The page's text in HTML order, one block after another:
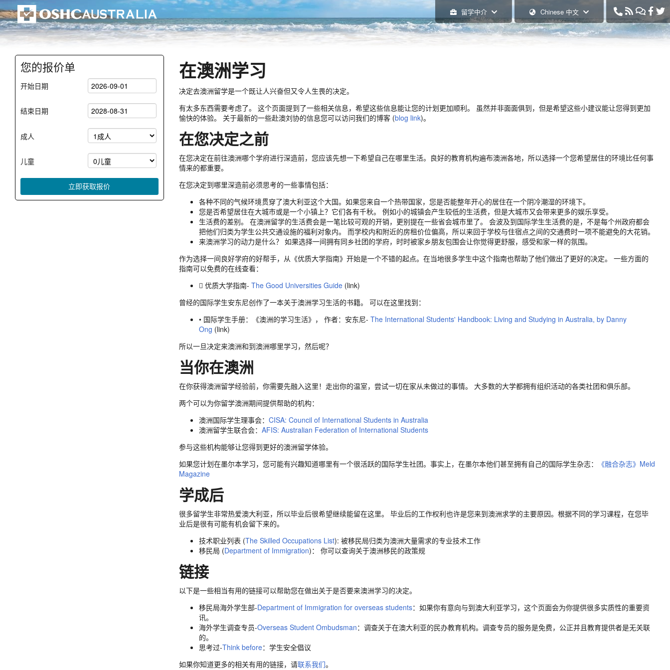
留学中介 Chinese 中文 +61 7 3333
您的报价单
开始日期
结束日期
成人
儿童
在澳洲学习
决定去澳洲留学是一个既让人兴奋但又令人生畏的决定。
有太多东西需要考虑了。 这个页面提到了一些相关信息，希望这些信息能让您的计划更加顺利。 虽然并非面面俱到，但是希望这些小建议能让您得到更加
愉快的体验。 关于最新的一些赴澳刘协的信息您可以访问我们的博客 (blog link)。
在您决定之前
在您决定在前往澳洲哪个学府进行深造前，您应该先想一下希望自己在哪里生活。良好的教育机构遍布澳洲各地，所以选择一个您希望居住的环境比任何事
情来的都重要。
在您决定到哪里深造前必须思考的一些事情包括：
各种不同的气候环境贯穿了澳大利亚这个大国。如果您来自一个热带国家，您是否能整年开心的居住在一个阴冷潮湿的环境下。
您是否希望居住在大城市或是一个小镇上？它们各有千秋。 例如小的城镇会产生较低的生活费，但是大城市又会带来更多的娱乐享受。
生活费的差别。 在澳洲留学的生活费会是一笔比较可观的开销，更别提在一些省会城市里了。 会波及到国际学生生活费的是，不是每个州政府都会
把他们归类为学生公共交通设施的福利对象内。 而学校内和附近的房租价位偏高，所以来回于学校与住宿点之间的交通费时一项不能避免的大花销。
来澳洲学习的动力是什么？ 如果选择一间拥有同乡社团的学府，时时被家乡朋友包围会让你觉得更舒服，感受和家一样的氛围。
作为选择一间良好学府的好帮手，从《优质大学指南》开始是一个不错的起点。在当地很多学生中这个指南也帮助了他们做出了更好的决定。 一些方面的
指南可以免费的在线查看：
 优质大学指南- The Good Universities Guide(link)
曾经的国际学生安东尼创作了一本关于澳洲学习生活的书籍。 可以在这里找到：
• 国际学生手册：《澳洲的学习生活》， 作者：安东尼- The International Students' Handbook: Living and Studying in Australia, by Danny
Ong (link)
所以一旦决定来澳洲和到澳洲哪里学习，然后呢？
当你在澳洲
在你获得澳洲留学经验前，你需要先融入这里！走出你的温室，尝试一切在家从未做过的事情。 大多数的大学都拥有组织活动的各类社团和俱乐部。
两个可以为你留学澳洲期间提供帮助的机构：
澳洲国际学生理事会： CISA: Council of International Students in Australia
澳洲留学生联合会： AFIS: Australian Federation of International Students
参与这些机构能够让您得到更好的澳洲留学体验。
如果您计划在墨尔本学习，您可能有兴趣知道哪里有一个很活跃的国际学生社团。事实上，在墨尔本他们甚至拥有自己的国际学生杂志：
《融合杂志》Meld
Magazine
学成后
很多留学生非常热爱澳大利亚，所以毕业后很希望继续能留在这里。 毕业后的工作权利也许是您来到澳洲求学的主要原因。根据不同的学习课程，在您毕
业后是很有可能有机会留下来的。
技术职业列表 (The Skilled Occupations List): 被移民局归类为澳洲大量需求的专业技术工作
移民局 (Department of Immigration)： 你可以查询关于澳洲移民的政策规
链接
以下是一些相当有用的链接可以帮助您在做出关于是否要来澳洲学习的决定。
移民局海外学生部-Department of Immigration for overseas students：如果你有意向与到澳大利亚学习，这个页面会为你提供很多实质性的重要资
讯。
海外学生调查专员-Overseas Student Ombudsman：调查关于在澳大利亚的民办教育机构。调查专员的服务是免费，公正并且教育提供者是无关联
的。
思考过-Think before：学生安全倡议
如果你知道更多的相关有用的链接，请联系我们。